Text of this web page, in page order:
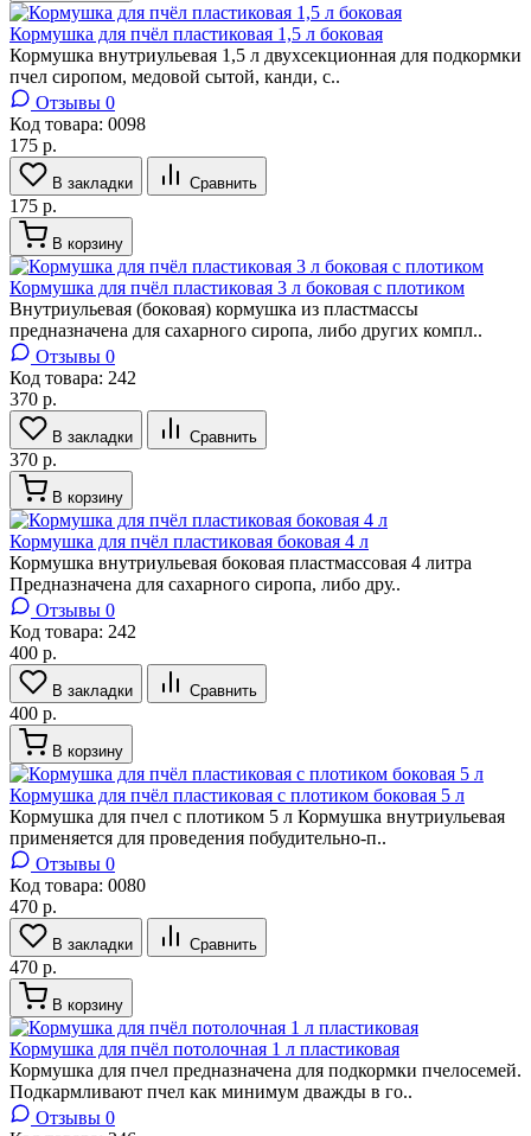
Кормушка для пчёл пластиковая 1,5 л боковая
Кормушка внутриульевая 1,5 л двухсекционная для подкормки
пчел сиропом, медовой сытой, канди, с..
Отзывы 0
Код товара: 0098
175 р.
В закладки Сравнить
175 р.
В корзину
Кормушка для пчёл пластиковая 3 л боковая с плотиком
Внутриульевая (боковая) кормушка из пластмассы
предназначена для сахарного сиропа, либо других компл..
Отзывы 0
Код товара: 242
370 р.
В закладки Сравнить
370 р.
В корзину
Кормушка для пчёл пластиковая боковая 4 л
Кормушка внутриульевая боковая пластмассовая 4 литра
Предназначена для сахарного сиропа, либо дру..
Отзывы 0
Код товара: 242
400 р.
В закладки Сравнить
400 р.
В корзину
Кормушка для пчёл пластиковая с плотиком боковая 5 л
Кормушка для пчел с плотиком 5 л Кормушка внутриульевая
применяется для проведения побудительно-п..
Отзывы 0
Код товара: 0080
470 р.
В закладки Сравнить
470 р.
В корзину
Кормушка для пчёл потолочная 1 л пластиковая
Кормушка для пчел предназначена для подкормки пчелосемей.
Подкармливают пчел как минимум дважды в го..
Отзывы 0